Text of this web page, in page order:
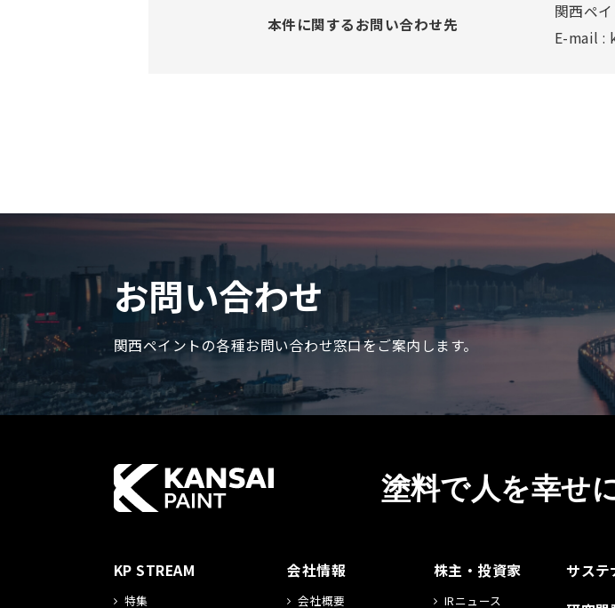
本件に関するお問い合わせ先
関西ペ
E-mail :
お問い合わせ
関西ペイントの各種お問い合わせ窓口をご案内します。
塗料で人を幸せ
KP STREAM
特集
会社情報
会社概要
株主・投資家
IRニュース
サステ